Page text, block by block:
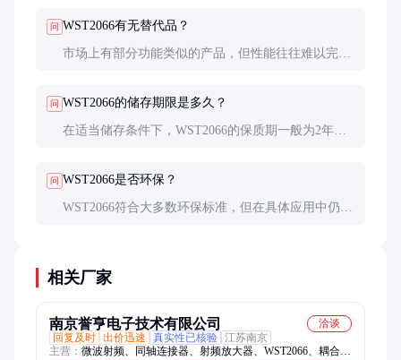
问 WST2066有无替代品？
市场上有部分功能类似的产品，但性能往往难以完全
问 WST2066的储存期限是多久？
在适当储存条件下，WST2066的保质期一般为2年。
问 WST2066是否环保？
WST2066符合大多数环保标准，但在具体应用中仍需
相关厂家
南京誉亨电子技术有限公司
洽谈
回复及时 出价迅速 真实性已核验 江苏南京
主营： 微波射频、同轴连接器、射频放大器、WST2066、耦合